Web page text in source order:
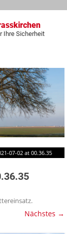
Ihre Sicherheit
07-02 at 00.36.35
.
Nächstes →